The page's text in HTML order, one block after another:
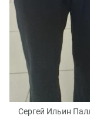
Сергей Ильин